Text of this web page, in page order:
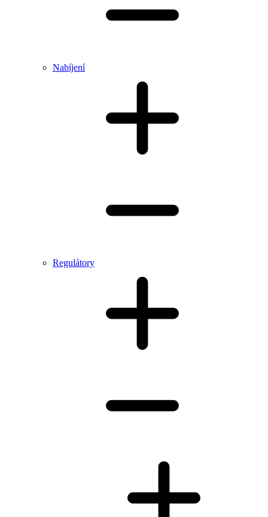
Nabíjení
Regulátory